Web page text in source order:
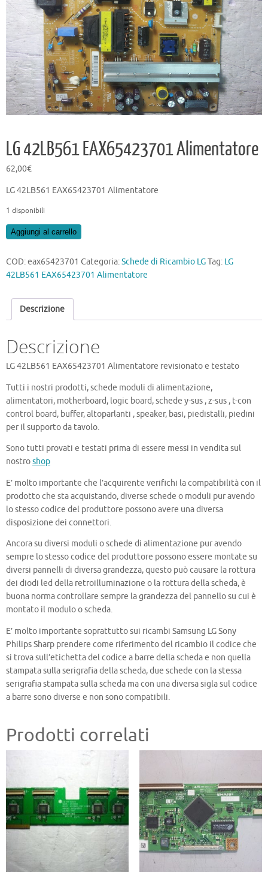
LG 42LB561 EAX65423701 Alimentatore
62,00€
LG 42LB561 EAX65423701 Alimentatore
1 disponibili
LG
EAX65423701
Alimentatore
Aggiungi al carrello
COD:eax65423701 Categoria:Schede di Ricambio LGTag: LG
42LB561 EAX65423701 Alimentatore
Descrizione
Descrizione
LG 42LB561 EAX65423701 Alimentatore revisionato e testato
Tutti i nostri prodotti, schede moduli di alimentazione,
alimentatori, motherboard, logic board, schede y-sus , z-sus , t-con
control board, buffer, altoparlanti , speaker, basi, piedistalli, piedini
per il supporto da tavolo.
Sono tutti provati e testati prima di essere messi in vendita sul
nostroshop
E’ molto importante che l’acquirente verifichi la compatibilità con il
prodotto che sta acquistando, diverse schede o moduli pur avendo
lo stesso codice del produttore possono avere una diversa
disposizione dei connettori.
Ancora su diversi moduli o schede di alimentazione pur avendo
sempre lo stesso codice del produttore possono essere montate su
diversi pannelli di diversa grandezza, questo può causare la rottura
dei diodi led della retroilluminazione o la rottura della scheda, è
buona norma controllare sempre la grandezza del pannello su cui è
montato il modulo o scheda.
E’ molto importante soprattutto sui ricambi Samsung LG Sony
Philips Sharp prendere come riferimento del ricambio il codice che
si trova sull’etichetta del codice a barre della scheda e non quella
stampata sulla serigrafia della scheda, due schede con la stessa
serigrafia stampata sulla scheda ma con una diversa sigla sul codice
a barre sono diverse e non sono compatibili.
Prodotti correlati